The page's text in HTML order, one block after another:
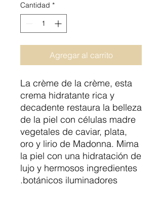
Cantidad *
Agregar al carrito
La crème de la crème, esta
crema hidratante rica y
decadente restaura la belleza
de la piel con células madre
vegetales de caviar, plata,
oro y lirio de Madonna. Mima
la piel con una hidratación de
lujo y hermosos ingredientes
botánicos iluminadores.